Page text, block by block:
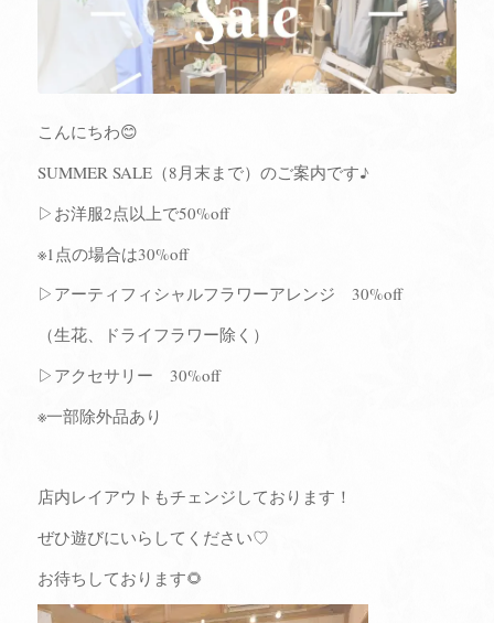
こんにちわ😊
SUMMER SALE（8月末まで）のご案内です♪
▷お洋服2点以上で50%off
※1点の場合は30%off
▷アーティフィシャルフラワーアレンジ 30%off
（生花、ドライフラワー除く）
▷アクセサリー 30%off
※一部除外品あり
店内レイアウトもチェンジしております！
ぜひ遊びにいらしてください♡
お待ちしております🌻